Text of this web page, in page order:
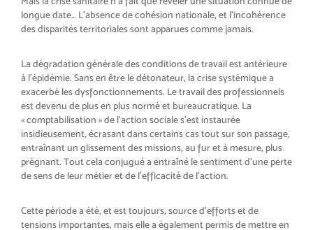
longue date… L’absence de cohésion nationale, et l’incohérence
des disparités territoriales sont apparues comme jamais.
La dégradation générale des conditions de travail est antérieure
à l’épidémie. Sans en être le détonateur, la crise systémique a
exacerbé les dysfonctionnements. Le travail des professionnels
est devenu de plus en plus normé et bureaucratique. La
« comptabilisation » de l’action sociale s’est instaurée
insidieusement, écrasant dans certains cas tout sur son passage,
entraînant un glissement des missions, au fur et à mesure, plus
prégnant. Tout cela conjugué a entraîné le sentiment d’une perte
de sens de leur métier et de l’efficacité de l’action.
Cette période a été, et est toujours, source d’efforts et de
tensions importantes, mais elle a également permis de mettre en